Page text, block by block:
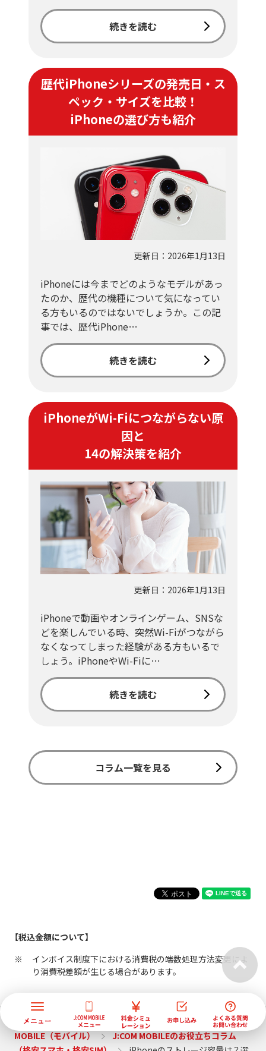
続きを読む
歴代iPhoneシリーズの発売日・ス
ペック・サイズを比較！
iPhoneの選び方も紹介
更新日：2026年1月13日
iPhoneには今までどのようなモデルがあっ
たのか、歴代の機種について気になってい
る方もいるのではないでしょうか。この記
事では、歴代iPhone…
続きを読む
iPhoneがWi-Fiにつながらない原
因と
14の解決策を紹介
更新日：2026年1月13日
iPhoneで動画やオンラインゲーム、SNSな
どを楽しんでいる時、突然Wi-Fiがつながら
なくなってしまった経験がある方もいるで
しょう。iPhoneやWi-Fiに…
続きを読む
コラム一覧を見る
【税込金額について】
インボイス制度下における消費税の端数処理方法変更によ
り消費税差額が生じる場合があります。
J:COM トップ サービス紹介
格安スマホなら J:COM
MOBILE（モバイル）
J:COM MOBILEのお役立ちコラム